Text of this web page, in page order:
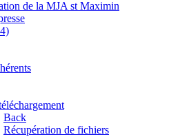
de la MJA st Maximin
Back
Récupération de fichiers